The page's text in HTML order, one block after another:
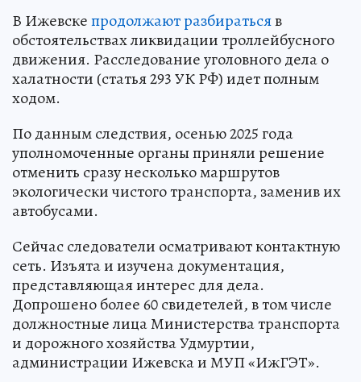
В Ижевскепродолжают разбиратьсяв
обстоятельствах ликвидации троллейбусного
движения. Расследование уголовного дела о
халатности (статья 293 УК РФ) идет полным
ходом.
По данным следствия, осенью 2025 года
уполномоченные органы приняли решение
отменить сразу несколько маршрутов
экологически чистого транспорта, заменив их
автобусами.
Сейчас следователи осматривают контактную
сеть. Изъята и изучена документация,
представляющая интерес для дела.
Допрошено более 60 свидетелей, в том числе
должностные лица Министерства транспорта
и дорожного хозяйства Удмуртии,
администрации Ижевска и МУП «ИжГЭТ».